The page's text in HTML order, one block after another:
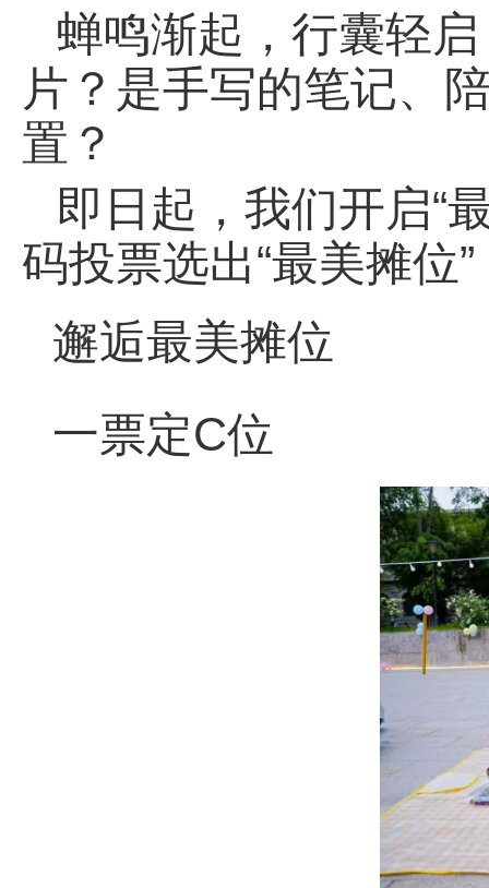
蝉鸣渐起，行囊轻
片？是手写的笔记、
置？
即日起，我们开启“
码投票选出“最美摊位
邂逅最美摊位
一票定C位